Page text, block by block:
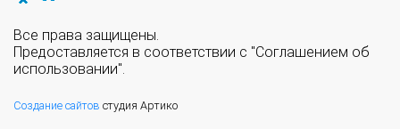
Все права защищены.
Предоставляется в соответствии с "Соглашением об
использовании".
Создание сайтов студия Артико